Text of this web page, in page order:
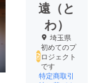
遠（と
わ）
埼玉県
初めてのプ
ロジェクト
です
特定商取引